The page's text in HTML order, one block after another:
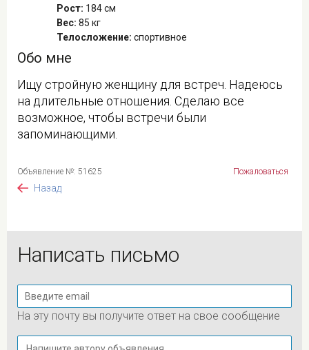
Рост: 184 см
Вес: 85 кг
Телосложение: спортивное
Обо мне
Ищу стройную женщину для встреч. Надеюсь
на длительные отношения. Сделаю все
возможное, чтобы встречи были
запоминающими.
Объявление №: 51625 Пожаловаться
Назад
Написать письмо
На эту почту вы получите ответ на свое сообщение